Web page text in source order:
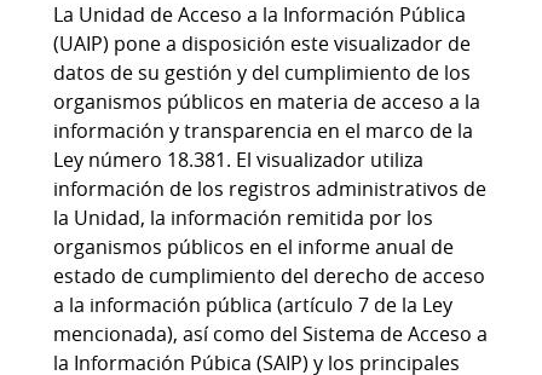
La Unidad de Acceso a la Información Pública
(UAIP) pone a disposición este visualizador de
datos de su gestión y del cumplimiento de los
organismos públicos en materia de acceso a la
información y transparencia en el marco de la
Ley número 18.381. El visualizador utiliza
información de los registros administrativos de
la Unidad, la información remitida por los
organismos públicos en el informe anual de
estado de cumplimiento del derecho de acceso
a la información pública (artículo 7 de la Ley
mencionada), así como del Sistema de Acceso a
la Información Púbica (SAIP) y los principales